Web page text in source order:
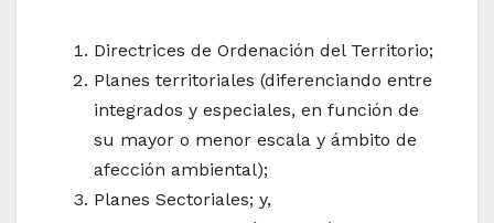
Directrices de Ordenación del Territorio;
Planes territoriales (diferenciando entre
integrados y especiales, en función de
su mayor o menor escala y ámbito de
afección ambiental);
Planes Sectoriales; y,